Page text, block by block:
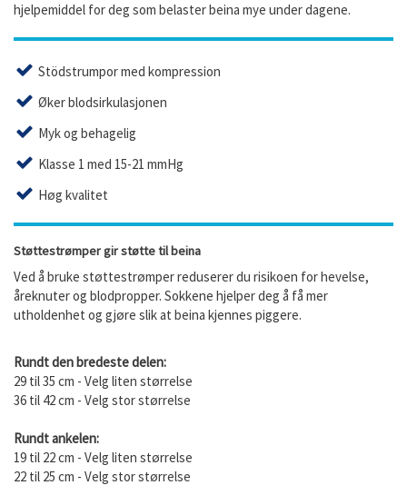
hjelpemiddel for deg som belaster beina mye under dagene.
Stödstrumpor med kompression
Øker blodsirkulasjonen
Myk og behagelig
Klasse 1 med 15-21 mmHg
Høg kvalitet
Støttestrømper gir støtte til beina
Ved å bruke støttestrømper reduserer du risikoen for hevelse,
åreknuter og blodpropper. Sokkene hjelper deg å få mer
utholdenhet og gjøre slik at beina kjennes piggere.
Rundt den bredeste delen:
29 til 35 cm - Velg liten størrelse
36 til 42 cm - Velg stor størrelse
Rundt ankelen:
19 til 22 cm - Velg liten størrelse
22 til 25 cm - Velg stor størrelse